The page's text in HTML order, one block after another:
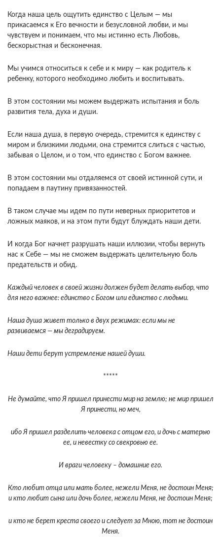
Когда наша цель ощутить единство с Целым — мы
прикасаемся к Его вечности и безусловной любви, и мы
чувствуем и понимаем, что мы истинно есть Любовь,
бескорыстная и бесконечная.
Мы учимся относиться к себе и к миру — как родитель к
ребенку, которого необходимо любить и воспитывать.
В этом состоянии мы можем выдержать испытания и боль
развития тела, духа и души.
Если наша душа, в первую очередь, стремится к единству с
миром и близкими людьми, она стремится слиться с частью,
забывая о Целом, и о том, что единство с Богом важнее.
В этом состоянии мы отдаляемся от своей истинной сути, и
попадаем в паутину привязанностей.
В таком случае мы идем по пути неверных приоритетов и
ложных маяков, и на этом пути будут блуждать наши дети.
И когда Бог начнет разрушать наши иллюзии, чтобы вернуть
нас к Себе — мы не сможем выдержать целительную боль
предательств и обид.
Каждый человек в своей жизни должен будет делать выбор, что
для него важнее: единство с Богом или единство с людьми.
Наша душа живет только в двух режимах: если мы не
развиваемся — мы деградируем.
Наши дети берут устремление нашей души.
*****
Не думайте, что Я пришел принести мир на землю; не мир пришел
Я принести, но меч,
ибо Я пришел разделить человека с отцом его, и дочь с матерью
ее, и невестку со свекровью ее.
И враги человеку – домашние его.
Кто любит отца или мать более, нежели Меня, не достоин Меня;
и кто любит сына или дочь более, нежели Меня, не достоин Меня;
и кто не берет креста своего и следует за Мною, тот не достоин
Меня.